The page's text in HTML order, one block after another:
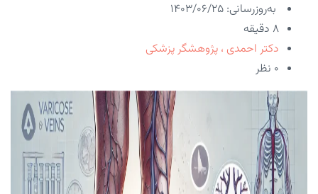
به‌روزرسانی: ۱۴۰۳/۰۶/۲۵
8 دقیقه
دکتر احمدی ، پژوهشگر پزشکی
۰ نظر